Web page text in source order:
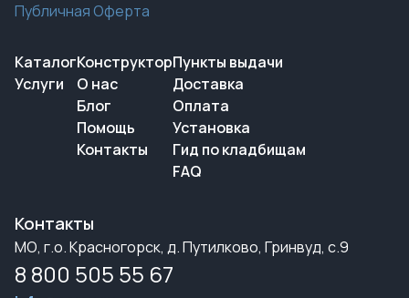
Публичная Оферта
Каталог
Услуги
Конструктор
О нас
Блог
Помощь
Контакты
Пункты выдачи
Доставка
Оплата
Установка
Гид по кладбищам
FAQ
Контакты
МО, г.о. Красногорск, д. Путилково, Гринвуд, с.9
8 800 505 55 67